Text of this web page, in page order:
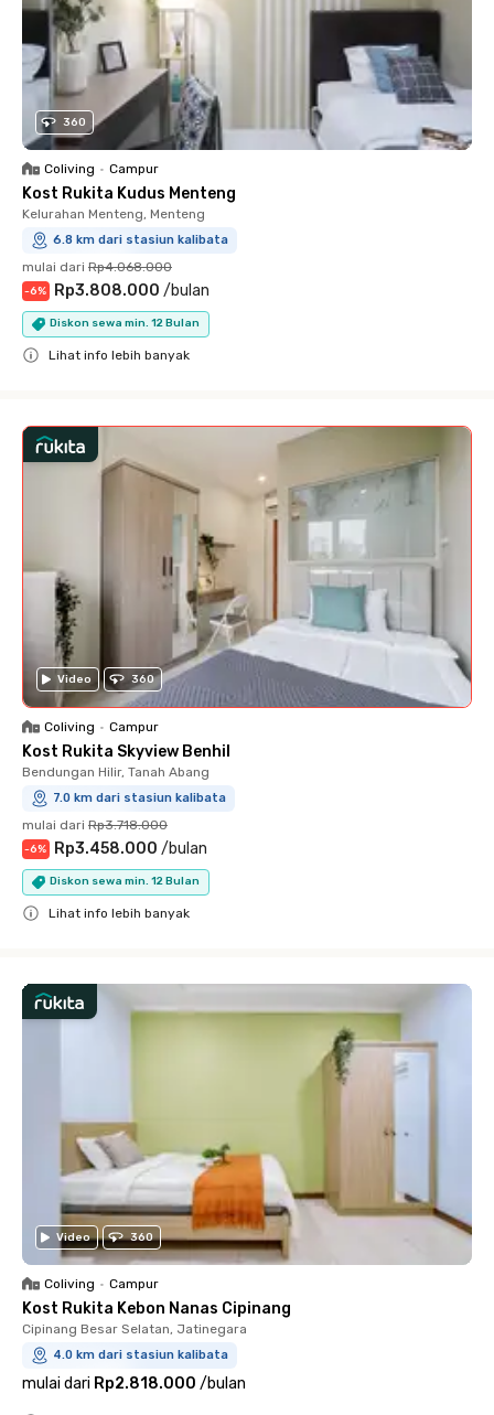
360
Coliving • Campur
Kost Rukita Kudus Menteng
Kelurahan Menteng, Menteng
6.8 km dari stasiun kalibata
mulai dari Rp4.068.000
-6% Rp3.808.000 /bulan
Diskon sewa min. 12 Bulan
Lihat info lebih banyak
Video 360
Coliving • Campur
Kost Rukita Skyview Benhil
Bendungan Hilir, Tanah Abang
7.0 km dari stasiun kalibata
mulai dari Rp3.718.000
-6% Rp3.458.000 /bulan
Diskon sewa min. 12 Bulan
Lihat info lebih banyak
Video 360
Coliving • Campur
Kost Rukita Kebon Nanas Cipinang
Cipinang Besar Selatan, Jatinegara
4.0 km dari stasiun kalibata
mulai dari Rp2.818.000 /bulan